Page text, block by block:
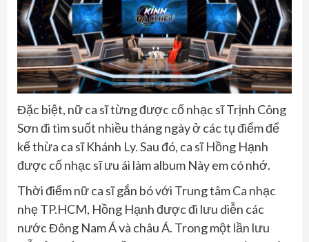
Đặc biệt, nữ ca sĩ từng được cố nhạc sĩ Trịnh Công
Sơn đi tìm suốt nhiều tháng ngày ở các tụ điểm để
kế thừa ca sĩ Khánh Ly. Sau đó, ca sĩ Hồng Hạnh
được cố nhạc sĩ ưu ái làm album Này em có nhớ.
Thời điểm nữ ca sĩ gắn bó với Trung tâm Ca nhạc
nhẹ TP.HCM, Hồng Hạnh được đi lưu diễn các
nước Đông Nam Á và châu Á. Trong một lần lưu